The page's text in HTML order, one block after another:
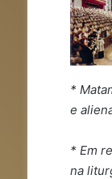
*
e
* Em
na